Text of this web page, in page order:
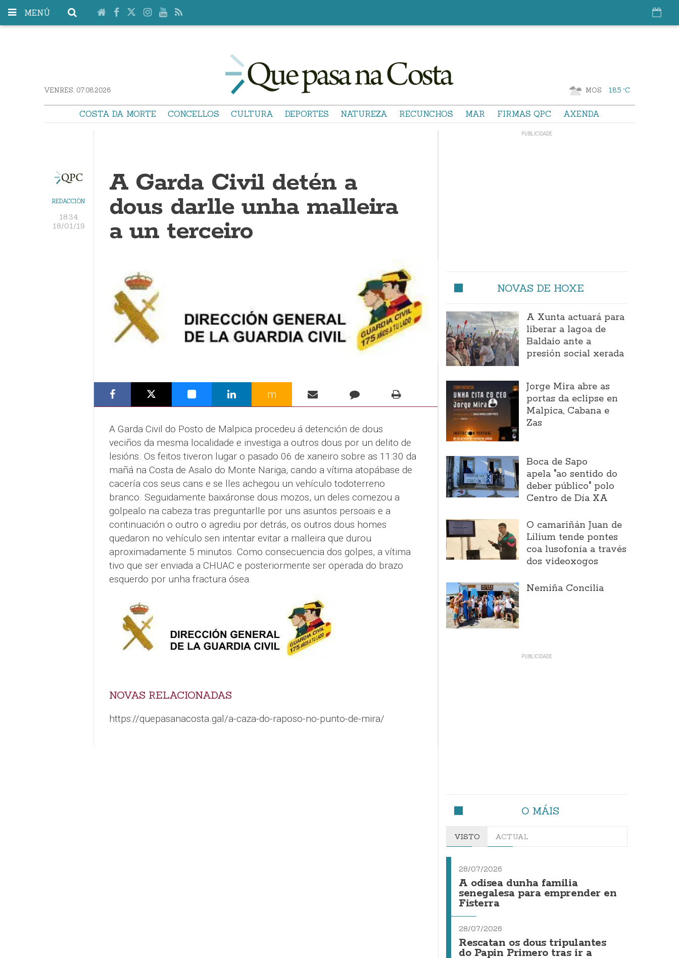
MENÚ
VENRES. 07.08.2026 MOS 18.5 °C
COSTA DA MORTE CONCELLOS CULTURA DEPORTES NATUREZA RECUNCHOS MAR FIRMAS QPC AXENDA
REDACCIÓN
18:34
18/01/19
A Garda Civil detén a
dous darlle unha malleira
a un terceiro
m
A Garda Civil do Posto de Malpica procedeu á detención de dous
veciños da mesma localidade e investiga a outros dous por un delito de
lesións. Os feitos tiveron lugar o pasado 06 de xaneiro sobre as 11:30 da
mañá na Costa de Asalo do Monte Nariga, cando a vítima atopábase de
cacería cos seus cans e se lles achegou un vehículo todoterreno
branco. Seguidamente baixáronse dous mozos, un deles comezou a
golpealo na cabeza tras preguntarlle por uns asuntos persoais e a
continuación o outro o agrediu por detrás, os outros dous homes
quedaron no vehículo sen intentar evitar a malleira que durou
aproximadamente 5 minutos. Como consecuencia dos golpes, a vítima
tivo que ser enviada a CHUAC e posteriormente ser operada do brazo
esquerdo por unha fractura ósea.
NOVAS RELACIONADAS
https://quepasanacosta.gal/a-caza-do-raposo-no-punto-de-mira/
NOVAS DE HOXE
A Xunta actuará para
liberar a lagoa de
Baldaio ante a
presión social xerada
Jorge Mira abre as
portas da eclipse en
Malpica, Cabana e
Zas
Boca de Sapo
apela "ao sentido do
deber público" polo
Centro de Día XA
O camariñán Juan de
Lilium tende pontes
coa lusofonía a través
dos videoxogos
Nemiña Concilia
O MÁIS
VISTO ACTUAL
28/07/2026
A odisea dunha familia
senegalesa para emprender en
Fisterra
28/07/2026
Rescatan os dous tripulantes
do Papin Primero tras ir a